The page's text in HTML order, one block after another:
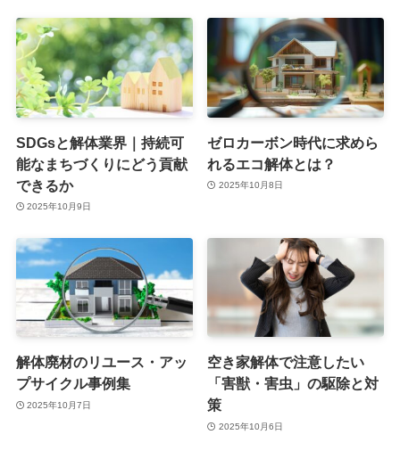
SDGsと解体業界｜持続可
能なまちづくりにどう貢献
できるか
2025年10月9日
ゼロカーボン時代に求めら
れるエコ解体とは？
2025年10月8日
解体廃材のリユース・アッ
プサイクル事例集
2025年10月7日
空き家解体で注意したい
「害獣・害虫」の駆除と対
策
2025年10月6日